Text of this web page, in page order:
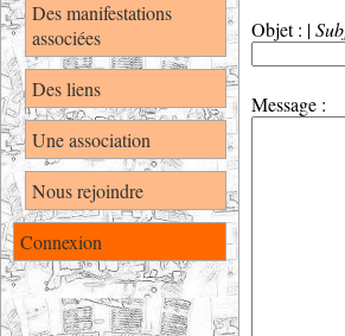
Des manifestations
associées
Des liens
Une association
Nous rejoindre
Connexion
Objet : |
Message :